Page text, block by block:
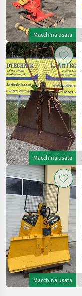
Macchina usata
Macchina usata
Macchina usata